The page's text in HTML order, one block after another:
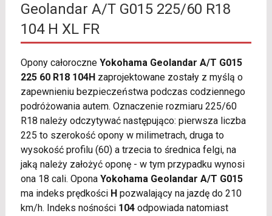
Geolandar A/T G015 225/60 R18
104 H XL FR
Opony całoroczne Yokohama Geolandar A/T G015
225 60 R18 104Hzaprojektowane zostały z myślą o
zapewnieniu bezpieczeństwa podczas codziennego
podróżowania autem. Oznaczenie rozmiaru 225/60
R18 należy odczytywać następująco: pierwsza liczba
225 to szerokość opony w milimetrach, druga to
wysokość profilu (60) a trzecia to średnica felgi, na
jaką należy założyć oponę - w tym przypadku wynosi
ona 18 cali. Opona Yokohama Geolandar A/T G015
ma indeks prędkości Hpozwalający na jazdę do 210
km/h. Indeks nośności 104odpowiada natomiast